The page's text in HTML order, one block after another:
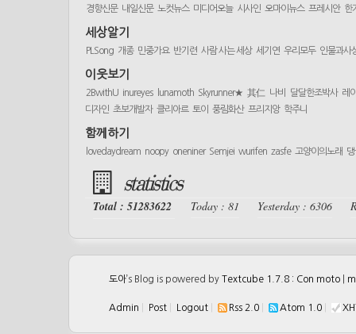
경향신문 내일신문 노컷뉴스 미디어오늘 시사인 오마이뉴스 프레시안 한
세상알기
PLSong 개종 민중가요 반기련 사람 사는 세상 세기연 우리모두 인물과사
이웃보기
2BwithU inureyes lunamoth Skyrunner★ 其仁 나비 달달한조박사 레
디자인 초보개발자 클리아르 토이 풍림화산 프리지앙 학주니
함께하기
lovedaydream noopy oneniner Semjei wurifen zasfe 고양이의노래
statistics
Total : 51283622 Today : 81 Yesterday : 6306
도아’s Blog is powered by Textcube 1.7.8 : Con moto
Admin Post Logout Rss 2.0 Atom 1.0